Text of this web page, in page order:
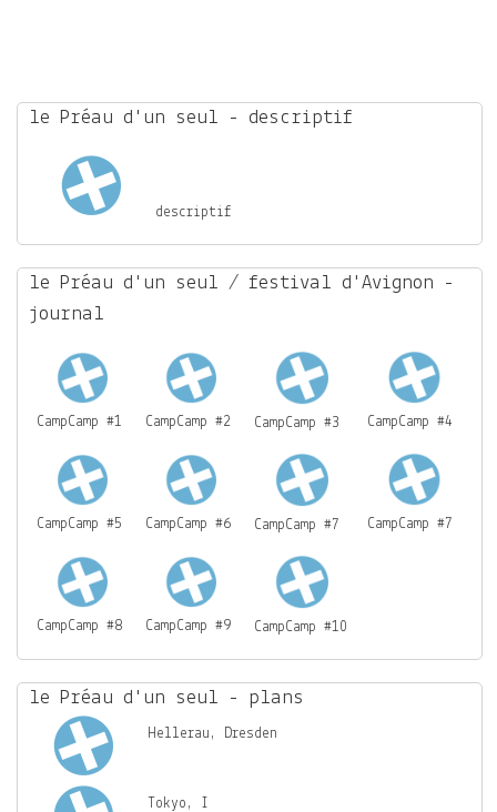
le Préau d'un seul - descriptif
descriptif
le Préau d'un seul / festival d'Avignon -
journal
CampCamp #1 CampCamp #2 CampCamp #3 CampCamp #4
CampCamp #5 CampCamp #6 CampCamp #7 CampCamp #7
CampCamp #8 CampCamp #9 CampCamp #10
le Préau d'un seul - plans
Hellerau, Dresden
Tokyo, I